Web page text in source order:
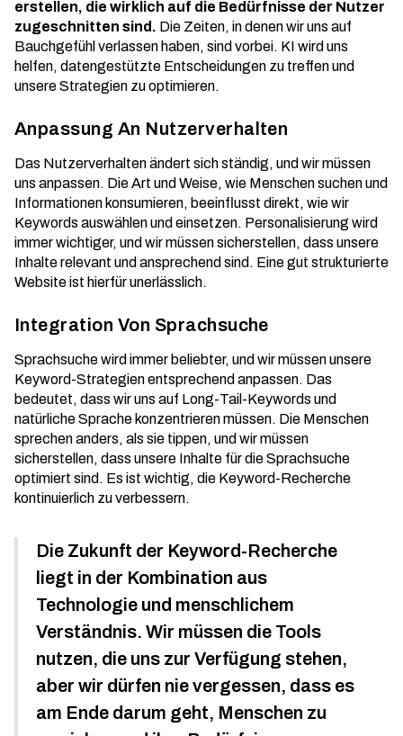
erstellen, die wirklich auf die Bedürfnisse der Nutzer
zugeschnitten sind. Die Zeiten, in denen wir uns auf
Bauchgefühl verlassen haben, sind vorbei. KI wird uns
helfen, datengestützte Entscheidungen zu treffen und
unsere Strategien zu optimieren.
Anpassung An Nutzerverhalten
Das Nutzerverhalten ändert sich ständig, und wir müssen
uns anpassen. Die Art und Weise, wie Menschen suchen und
Informationen konsumieren, beeinflusst direkt, wie wir
Keywords auswählen und einsetzen. Personalisierung wird
immer wichtiger, und wir müssen sicherstellen, dass unsere
Inhalte relevant und ansprechend sind. Einegut strukturierte
Websiteist hierfür unerlässlich.
Integration Von Sprachsuche
Sprachsuche wird immer beliebter, und wir müssen unsere
Keyword-Strategien entsprechend anpassen. Das
bedeutet, dass wir uns auf Long-Tail-Keywords und
natürliche Sprache konzentrieren müssen. Die Menschen
sprechen anders, als sie tippen, und wir müssen
sicherstellen, dass unsere Inhalte für die Sprachsuche
optimiert sind. Es ist wichtig, die Keyword-Recherche
kontinuierlich zu verbessern.
Die Zukunft der Keyword-Recherche
liegt in der Kombination aus
Technologie und menschlichem
Verständnis. Wir müssen die Tools
nutzen, die uns zur Verfügung stehen,
aber wir dürfen nie vergessen, dass es
am Ende darum geht, Menschen zu